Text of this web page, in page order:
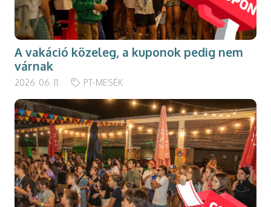
A vakáció közeleg, a kuponok pedig nem
várnak
2026. 06. 11. PT-MESÉK